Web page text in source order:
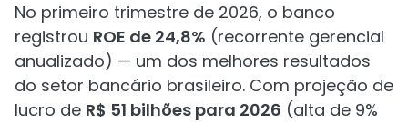
No primeiro trimestre de 2026, o banco
registrou ROE de 24,8% (recorrente gerencial
anualizado) — um dos melhores resultados
do setor bancário brasileiro. Com projeção de
lucro de R$ 51 bilhões para 2026 (alta de 9%